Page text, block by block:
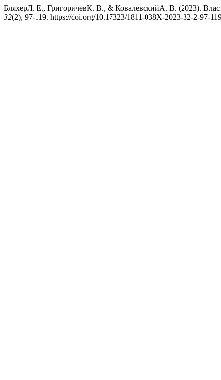
БляхерЛ. Е., ГригоричевК. В., & КовалевскийА. В. (2023).
32(2), 97-119. https://doi.org/10.17323/1811-038X-2023-32-2-97-119